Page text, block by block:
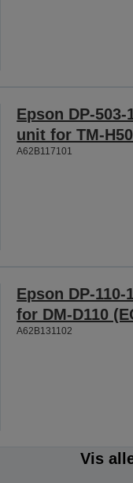
Epson DP-
unit for TM-
A62B117101
Epson DP-
for DM-D110
A62B131102
Vis